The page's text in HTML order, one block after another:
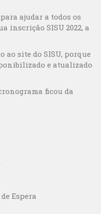
ajudar a todos os
inscrição SISU 2022, a
site do SISU, porque
e atualizado
ficou da
Espera